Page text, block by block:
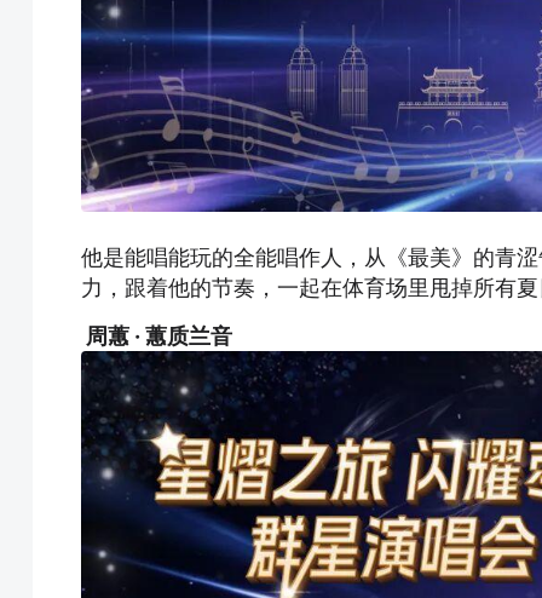
他是能唱能玩的全能唱作人，从《最美》的青
力，跟着他的节奏，一起在体育场里甩掉所有
周蕙 · 蕙质兰音